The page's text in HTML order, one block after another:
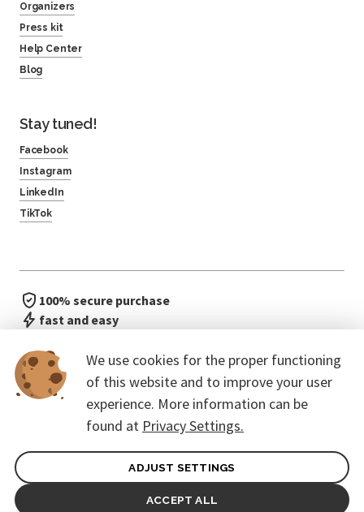
We use cookies for the proper functioning
of this website and to improve your user
experience. More information can be
found at Privacy Settings.
ADJUST SETTINGS
ACCEPT ALL
Organizers
Press kit
Help Center
Blog
Stay tuned!
Facebook
Instagram
LinkedIn
TikTok
100% secure purchase
fast and easy
General terms of contract for Customers
Protection of personal data